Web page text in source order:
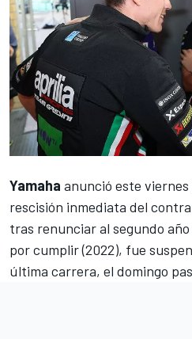
Yamaha anunció este viernes
rescisión inmediata del
tras renunciar al segundo
por cumplir (2022), fue
última carrera, el domingo